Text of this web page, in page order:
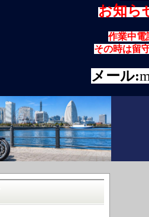
お知ら
作業中電
その時は留
メール: